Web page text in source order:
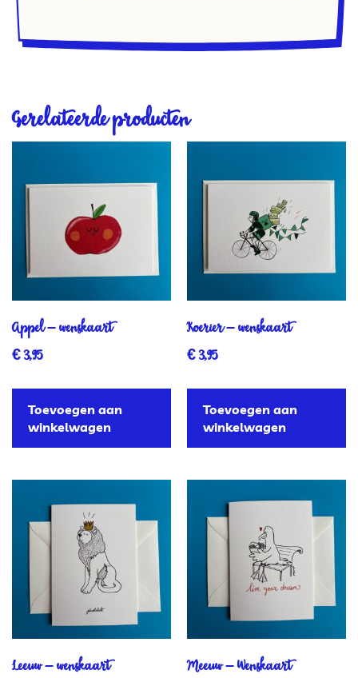
Gerelateerde producten
Appel – wenskaart
€3,95
Toevoegen aan
winkelwagen
Koerier – wenskaart
€3,95
Toevoegen aan
winkelwagen
Leeuw – wenskaart
Meeuw – Wenskaart